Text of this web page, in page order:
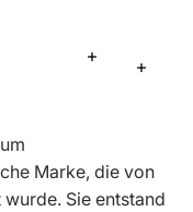
Mehr
Informationen
Marke, die von
Sie entstand